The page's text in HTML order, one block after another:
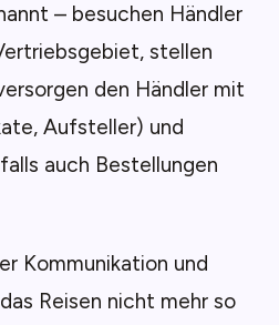
– besuchen Händler
stellen
den Händler mit
Aufsteller) und
auch Bestellungen
Kommunikation und
Reisen nicht mehr so